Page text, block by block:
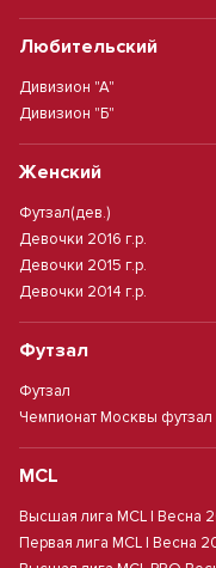
Любительский
Дивизион "А"
Дивизион "Б"
Женский
Футзал(дев.)
Девочки 2016 г.р.
Девочки 2015 г.р.
Девочки 2014 г.р.
Футзал
Футзал
Чемпионат Москвы футзал
MCL
Высшая лига MCL | Весна
Первая лига MCL | Весна